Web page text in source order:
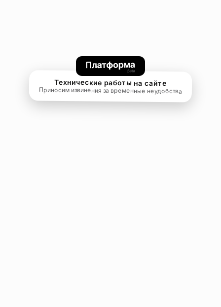
Технические работы на сайте
Приносим извинения за временные неудобства